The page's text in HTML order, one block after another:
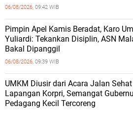
06/08/2026, 09:42 WIB
Pimpin Apel Kamis Beradat, Karo
Yuliardi: Tekankan Disiplin, ASN
Bakal Dipanggil
06/08/2026, 09:39 WIB
UMKM Diusir dari Acara Jalan
Lapangan Korpri, Semangat
Pedagang Kecil Tercoreng